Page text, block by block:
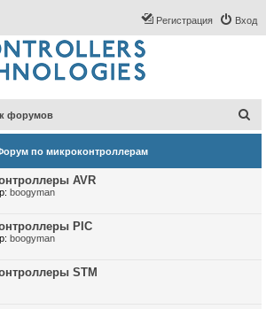
Вход
Регистрация
форумов
о
по микроконтроллерам
AVR
boogyman
PIC
boogyman
STM